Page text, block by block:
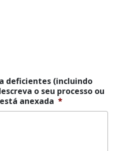
deficientes (incluindo
o seu processo ou
anexada *